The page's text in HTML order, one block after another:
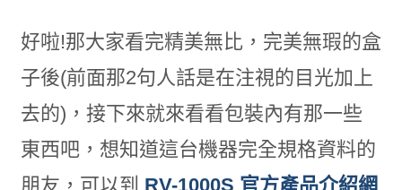
好啦!那大家看完精美無比，完美無瑕的盒
子後(前面那2句人話是在注視的目光加上
去的)，接下來就來看看包裝內有那一些
東西吧，想知道這台機器完全規格資料的
朋友，可以到 RV-1000S 官方產品介紹網